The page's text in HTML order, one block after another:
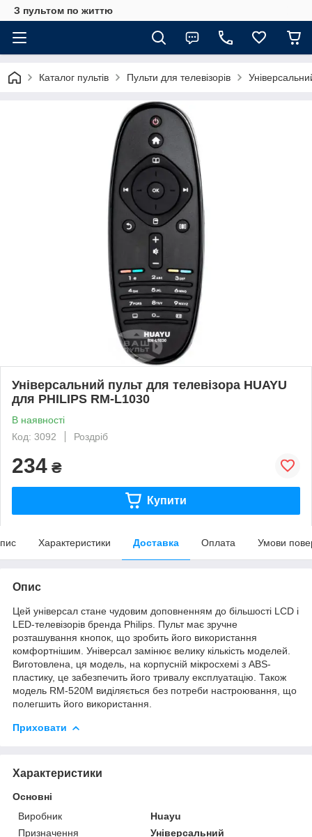
З пультом по життю
Каталог пультів Пульти для телевізорів
Універсальний пульт для телевізора HUAYU
для PHILIPS RM-L1030
В наявності
Код: 3092
Роздріб
234 ₴
Купити
Характеристики Доставка Оплата Умови
Опис
Цей універсал стане чудовим доповненням до більшості LCD і
LED-телевізорів бренда Philips. Пульт має зручне
розташування кнопок, що зробить його використання
комфортнішим. Універсал замінює велику кількість моделей.
Виготовлена, ця модель, на корпусній мікросхемі з ABS-
пластику, це забезпечить його тривалу експлуатацію. Також
модель RM-520M виділяється без потреби настроювання, що
полегшить його використання.
Приховати
Характеристики
Основні
Виробник
Huayu
Призначення
Універсальний